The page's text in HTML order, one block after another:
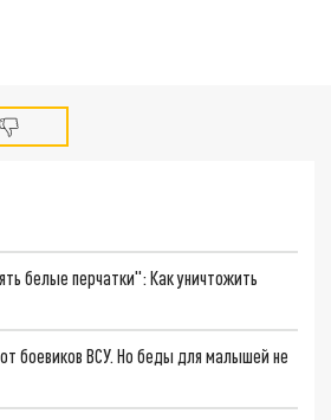
белые перчатки": Как уничтожить
боевиков ВСУ. Но беды для малышей не